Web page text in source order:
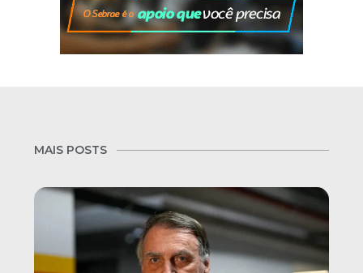
MAIS POSTS